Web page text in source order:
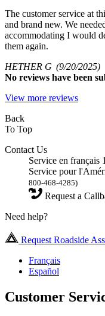
The customer service at
and brand new. We
accommodating I would
them again.
HETHER G (9/20/2025)
No reviews have been
View more reviews
Back
To Top
Contact Us
Service en français
Service pour
800-468-4285)
Request a
Need help?
Request Roadside
Français
Español
Customer